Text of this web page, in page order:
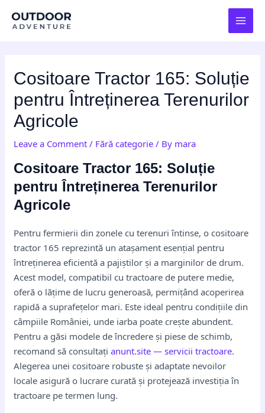
Cositoare Tractor 165: Soluție
pentru Întreținerea Terenurilor
Agricole
Leave a Comment / Fără categorie / By mara
Cositoare Tractor 165: Soluție
pentru Întreținerea Terenurilor
Agricole
Pentru fermierii din zonele cu terenuri întinse, o cositoare
tractor 165 reprezintă un atașament esențial pentru
întreținerea eficientă a pajiștilor și a marginilor de drum.
Acest model, compatibil cu tractoare de putere medie,
oferă o lățime de lucru generoasă, permițând acoperirea
rapidă a suprafețelor mari. Este ideal pentru condițiile din
câmpiile României, unde iarba poate crește abundent.
Pentru a găsi modele de încredere și piese de schimb,
recomand să consultațianunt.site — servicii tractoare.
Alegerea unei cositoare robuste și adaptate nevoilor
locale asigură o lucrare curată și protejează investiția în
tractoare pe termen lung.
navigation